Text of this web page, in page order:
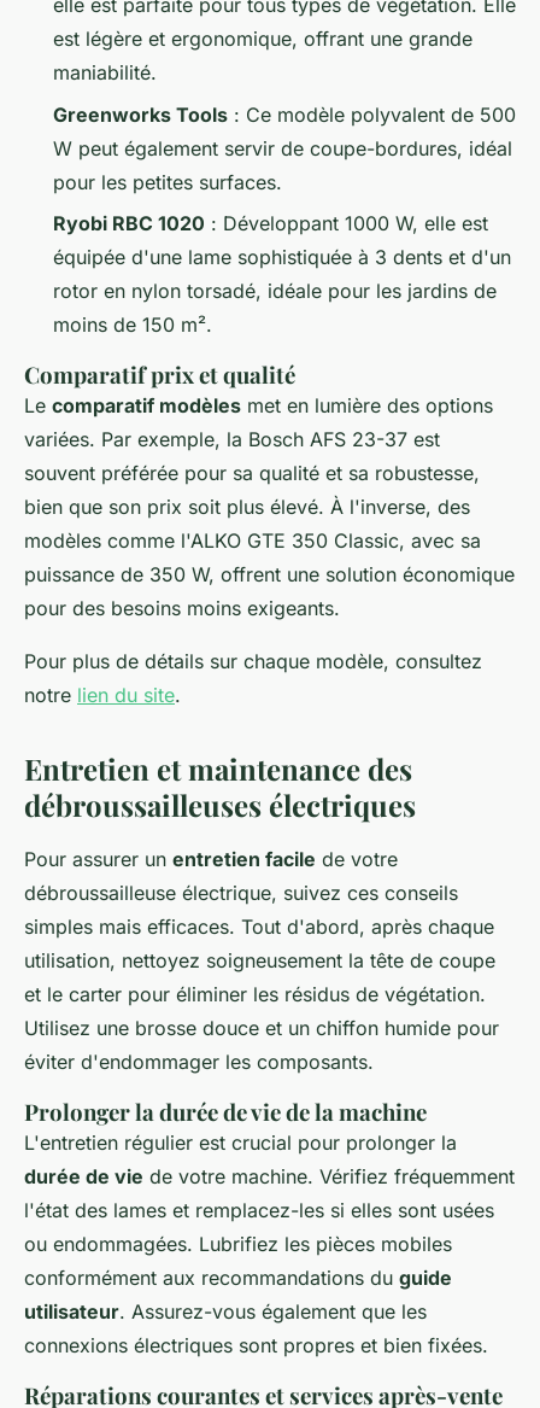
elle est parfaite pour tous types de végétation. Elle
est légère et ergonomique, offrant une grande
maniabilité.
Greenworks Tools : Ce modèle polyvalent de 500
W peut également servir de coupe-bordures, idéal
pour les petites surfaces.
Ryobi RBC 1020 : Développant 1000 W, elle est
équipée d'une lame sophistiquée à 3 dents et d'un
rotor en nylon torsadé, idéale pour les jardins de
moins de 150 m².
Comparatif prix et qualité
Le comparatif modèles met en lumière des options
variées. Par exemple, la Bosch AFS 23-37 est
souvent préférée pour sa qualité et sa robustesse,
bien que son prix soit plus élevé. À l'inverse, des
modèles comme l'ALKO GTE 350 Classic, avec sa
puissance de 350 W, offrent une solution économique
pour des besoins moins exigeants.
Pour plus de détails sur chaque modèle, consultez
notre lien du site.
Entretien et maintenance des
débroussailleuses électriques
Pour assurer un entretien facile de votre
débroussailleuse électrique, suivez ces conseils
simples mais efficaces. Tout d'abord, après chaque
utilisation, nettoyez soigneusement la tête de coupe
et le carter pour éliminer les résidus de végétation.
Utilisez une brosse douce et un chiffon humide pour
éviter d'endommager les composants.
Prolonger la durée de vie de la machine
L'entretien régulier est crucial pour prolonger la
durée de vie de votre machine. Vérifiez fréquemment
l'état des lames et remplacez-les si elles sont usées
ou endommagées. Lubrifiez les pièces mobiles
conformément aux recommandations du guide
utilisateur. Assurez-vous également que les
connexions électriques sont propres et bien fixées.
Réparations courantes et services après-vente